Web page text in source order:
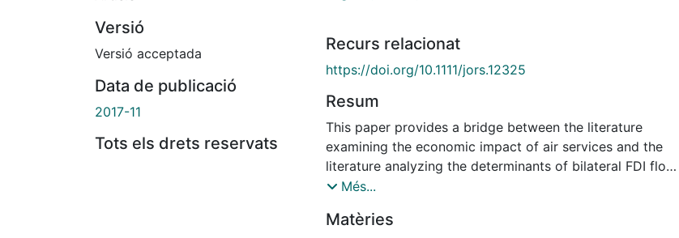
Versió
Versió acceptada
Data de publicació
2017-11
Tots els drets reservats
Recurs relacionat
https://doi.org/10.1111/jors.12325
Resum
This paper provides a bridge between the literature
examining the economic impact of air services and the
literature analyzing the determinants of bilateral FDI flows.
I estimate a gravity equation for the determinants of
Catalonia, home to the airport of Barcelona, and countries
Més...
Matèries